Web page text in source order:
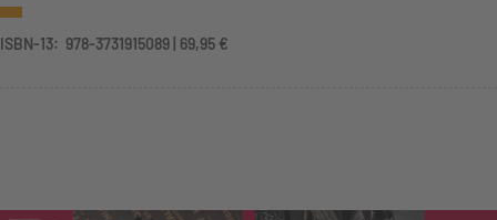
ISBN-13: ‎ 978-3731915089 | 69,95 €